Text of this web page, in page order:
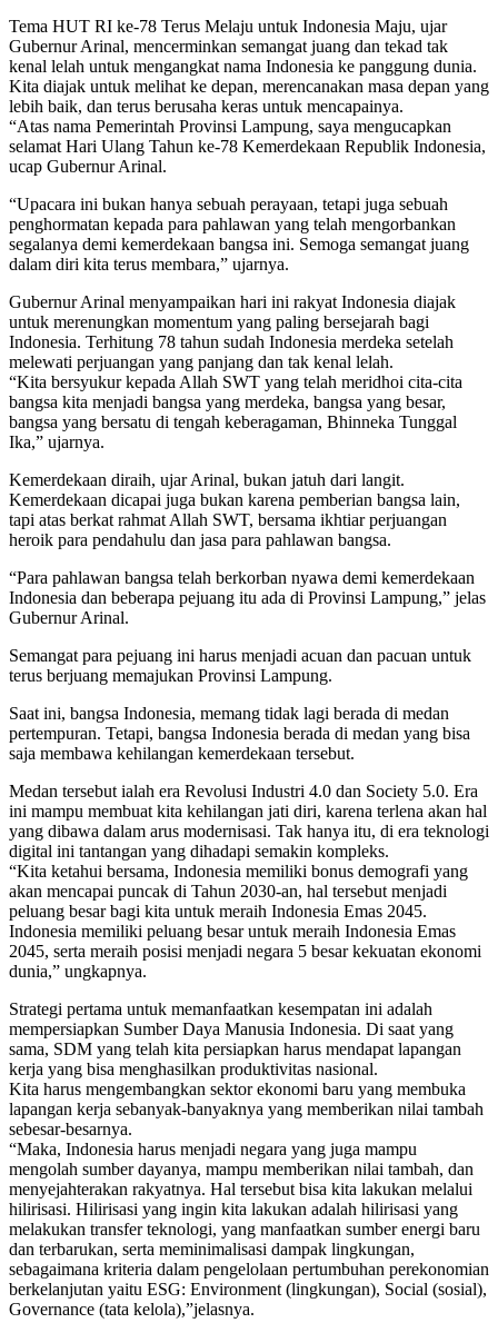
Tema HUT RI ke-78 Terus Melaju untuk Indonesia Maju, ujar
Gubernur Arinal, mencerminkan semangat juang dan tekad tak
kenal lelah untuk mengangkat nama Indonesia ke panggung dunia.
Kita diajak untuk melihat ke depan, merencanakan masa depan yang
lebih baik, dan terus berusaha keras untuk mencapainya.
“Atas nama Pemerintah Provinsi Lampung, saya mengucapkan
selamat Hari Ulang Tahun ke-78 Kemerdekaan Republik Indonesia,
ucap Gubernur Arinal.
“Upacara ini bukan hanya sebuah perayaan, tetapi juga sebuah
penghormatan kepada para pahlawan yang telah mengorbankan
segalanya demi kemerdekaan bangsa ini. Semoga semangat juang
dalam diri kita terus membara,” ujarnya.
Gubernur Arinal menyampaikan hari ini rakyat Indonesia diajak
untuk merenungkan momentum yang paling bersejarah bagi
Indonesia. Terhitung 78 tahun sudah Indonesia merdeka setelah
melewati perjuangan yang panjang dan tak kenal lelah.
“Kita bersyukur kepada Allah SWT yang telah meridhoi cita-cita
bangsa kita menjadi bangsa yang merdeka, bangsa yang besar,
bangsa yang bersatu di tengah keberagaman, Bhinneka Tunggal
Ika,” ujarnya.
Kemerdekaan diraih, ujar Arinal, bukan jatuh dari langit.
Kemerdekaan dicapai juga bukan karena pemberian bangsa lain,
tapi atas berkat rahmat Allah SWT, bersama ikhtiar perjuangan
heroik para pendahulu dan jasa para pahlawan bangsa.
“Para pahlawan bangsa telah berkorban nyawa demi kemerdekaan
Indonesia dan beberapa pejuang itu ada di Provinsi Lampung,” jelas
Gubernur Arinal.
Semangat para pejuang ini harus menjadi acuan dan pacuan untuk
terus berjuang memajukan Provinsi Lampung.
Saat ini, bangsa Indonesia, memang tidak lagi berada di medan
pertempuran. Tetapi, bangsa Indonesia berada di medan yang bisa
saja membawa kehilangan kemerdekaan tersebut.
Medan tersebut ialah era Revolusi Industri 4.0 dan Society 5.0. Era
ini mampu membuat kita kehilangan jati diri, karena terlena akan hal
yang dibawa dalam arus modernisasi. Tak hanya itu, di era teknologi
digital ini tantangan yang dihadapi semakin kompleks.
“Kita ketahui bersama, Indonesia memiliki bonus demografi yang
akan mencapai puncak di Tahun 2030-an, hal tersebut menjadi
peluang besar bagi kita untuk meraih Indonesia Emas 2045.
Indonesia memiliki peluang besar untuk meraih Indonesia Emas
2045, serta meraih posisi menjadi negara 5 besar kekuatan ekonomi
dunia,” ungkapnya.
Strategi pertama untuk memanfaatkan kesempatan ini adalah
mempersiapkan Sumber Daya Manusia Indonesia. Di saat yang
sama, SDM yang telah kita persiapkan harus mendapat lapangan
kerja yang bisa menghasilkan produktivitas nasional.
Kita harus mengembangkan sektor ekonomi baru yang membuka
lapangan kerja sebanyak-banyaknya yang memberikan nilai tambah
sebesar-besarnya.
“Maka, Indonesia harus menjadi negara yang juga mampu
mengolah sumber dayanya, mampu memberikan nilai tambah, dan
menyejahterakan rakyatnya. Hal tersebut bisa kita lakukan melalui
hilirisasi. Hilirisasi yang ingin kita lakukan adalah hilirisasi yang
melakukan transfer teknologi, yang manfaatkan sumber energi baru
dan terbarukan, serta meminimalisasi dampak lingkungan,
sebagaimana kriteria dalam pengelolaan pertumbuhan perekonomian
berkelanjutan yaitu ESG: Environment (lingkungan), Social (sosial),
Governance (tata kelola),”jelasnya.